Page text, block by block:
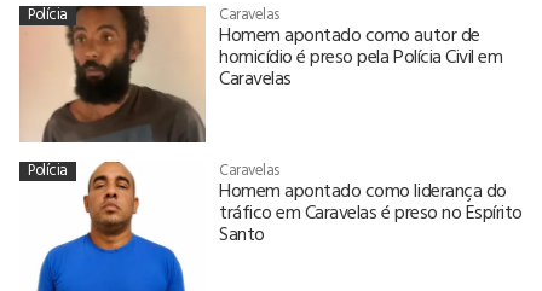
Polícia Caravelas
Homem apontado como autor de
homicídio é preso pela Polícia Civil em
Caravelas
Polícia Caravelas
Homem apontado como liderança do
tráfico em Caravelas é preso no Espírito
Santo